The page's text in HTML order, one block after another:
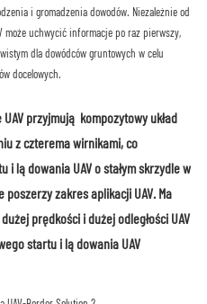
i gromadzenia dowodów. Niezależnie od
może uchwycić informacje po raz pierwszy,
dla dowódców gruntowych w celu
docelowych.
przyjmują kompozytowy układ
z czterema wirnikami, co
lądowania UAV o stałym skrzydle w
zakres aplikacji UAV. Ma
prędkości i dużej odległości UAV
startu i lądowania UAV